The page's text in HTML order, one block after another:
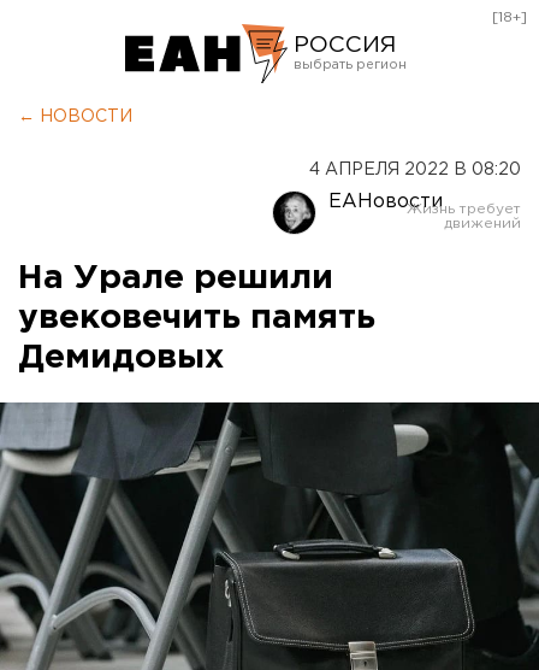
РОССИЯ
Оренбург
[18+]
← НОВОСТИ
4 АПРЕЛЯ 2022 В 08:20
ЕАНовости
На Урале решили
увековечить память
Демидовых